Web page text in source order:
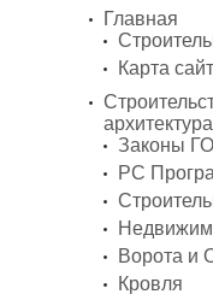
Главная
Карта
архитектура
Законы
PC
Ворота и
Кровля